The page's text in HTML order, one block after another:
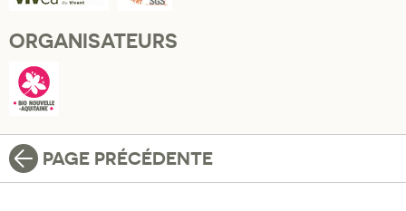
ORGANISATEURS
PAGE PRÉCÉDENTE